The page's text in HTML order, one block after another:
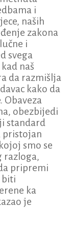
i
naših
zakona
i
svega
naš
da razmišlja
kako da
Obaveza
obezbijedi
standard
pristojan
smo se
razloga,
pripremi
biti
ka
je